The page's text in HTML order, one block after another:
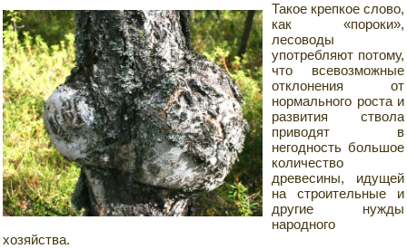
Такое крепкое слово,
как «пороки»,
лесоводы
употребляют потому,
что всевозможные
отклонения от
нормального роста и
развития ствола
приводят в
негодность большое
количество
древесины, идущей
на строительные и
другие нужды
народного
хозяйства.